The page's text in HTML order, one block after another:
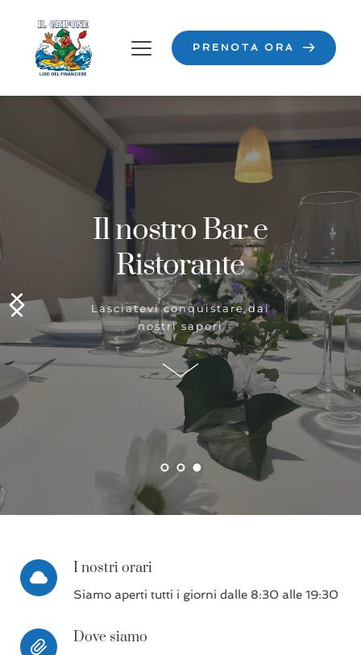
PRENOTA ORA
Il nostro Bar e
Ristorante
Lasciatevi conquistare dai
nostri sapori
I nostri orari
Siamo aperti tutti i giorni dalle 8:30 alle 19:30
Dove siamo